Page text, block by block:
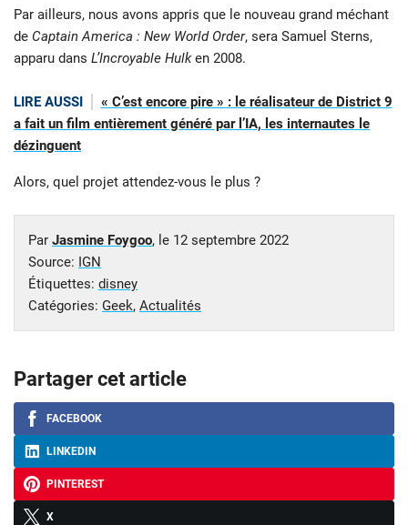
Par ailleurs, nous avons appris que le nouveau grand méchant
de Captain America : New World Order, sera Samuel Sterns,
apparu dans L’Incroyable Hulken 2008.
LIRE AUSSI
« C’est encore pire » : le réalisateur de District 9
a fait un film entièrement généré par l’IA, les internautes le
dézinguent
Alors, quel projet attendez-vous le plus ?
Par Jasmine Foygoo, le 12 septembre 2022
Source: IGN
Étiquettes: disney
Catégories: Geek, Actualités
Partager cet article
FACEBOOK
LINKEDIN
PINTEREST
X